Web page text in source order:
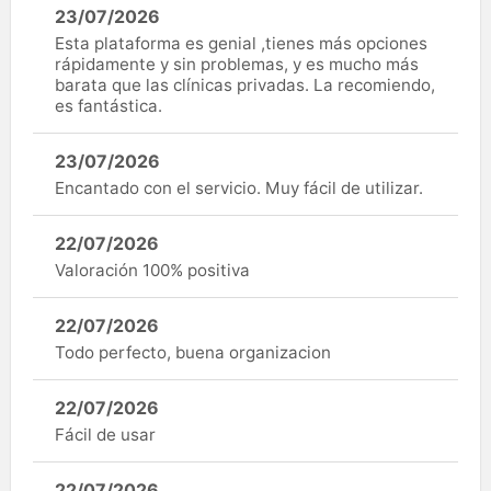
23/07/2026
Esta plataforma es genial ,tienes más opciones
rápidamente y sin problemas, y es mucho más
barata que las clínicas privadas. La recomiendo,
es fantástica.
23/07/2026
Encantado con el servicio. Muy fácil de utilizar.
22/07/2026
Valoración 100% positiva
22/07/2026
Todo perfecto, buena organizacion
22/07/2026
Fácil de usar